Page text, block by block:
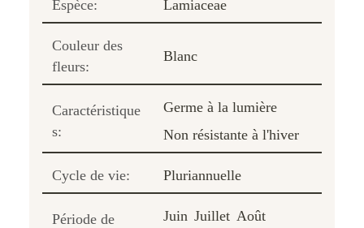
Espèce: Lamiaceae
Couleur des
fleurs:
Blanc
Caractéristique
s:
Germe à la lumière
Non résistante à l'hiver
Cycle de vie: Pluriannuelle
Période de
Juin Juillet Août